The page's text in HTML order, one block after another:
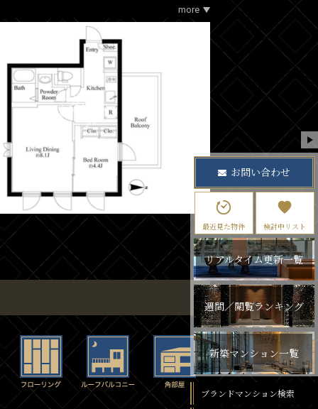
more
お問い合わせ
最近見た物件 検討中リスト
リアルタイム更新一覧
週間／閲覧ランキング
新築マンション一覧
ブランドマンション検索